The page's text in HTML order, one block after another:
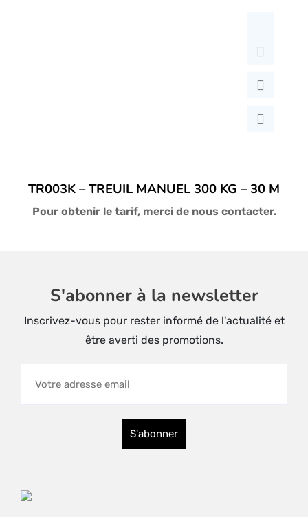
TR003K – TREUIL MANUEL 300 KG – 30 M
Pour obtenir le tarif, merci de nous contacter.
S'abonner à la newsletter
Inscrivez-vous pour rester informé de l'actualité et
être averti des promotions.